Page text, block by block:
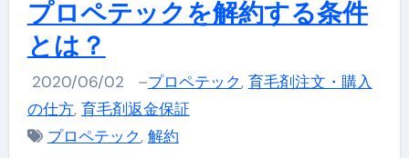
プロペテックを解約する条件
とは？
2020/06/02 –プロペテック, 育毛剤注文・購入
の仕方, 育毛剤返金保証
プロペテック, 解約